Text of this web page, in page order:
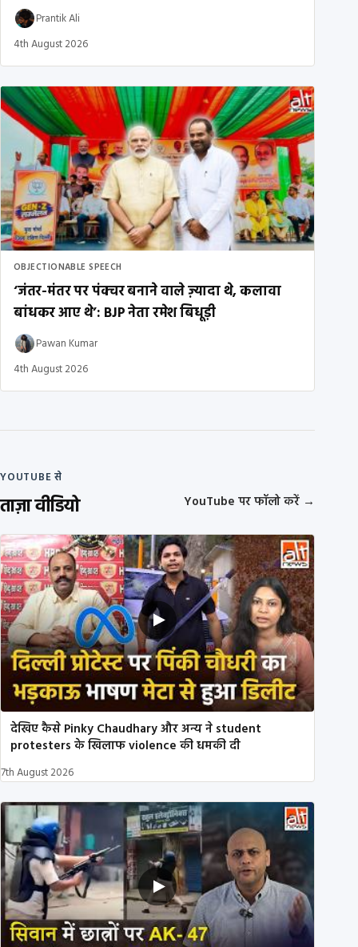
Prantik Ali
4th August 2026
OBJECTIONABLE SPEECH
‘जंतर-मंतर पर पंक्चर बनाने वाले ज़्यादा थे, कलावा
बांधकर आए थे’: BJP नेता रमेश बिधूड़ी
Pawan Kumar
4th August 2026
YOUTUBE से
ताज़ा वीडियो YouTube पर फॉलो करें →
देखिए कैसे Pinky Chaudhary और अन्य ने student
protesters के खिलाफ violence की धमकी दी
7th August 2026